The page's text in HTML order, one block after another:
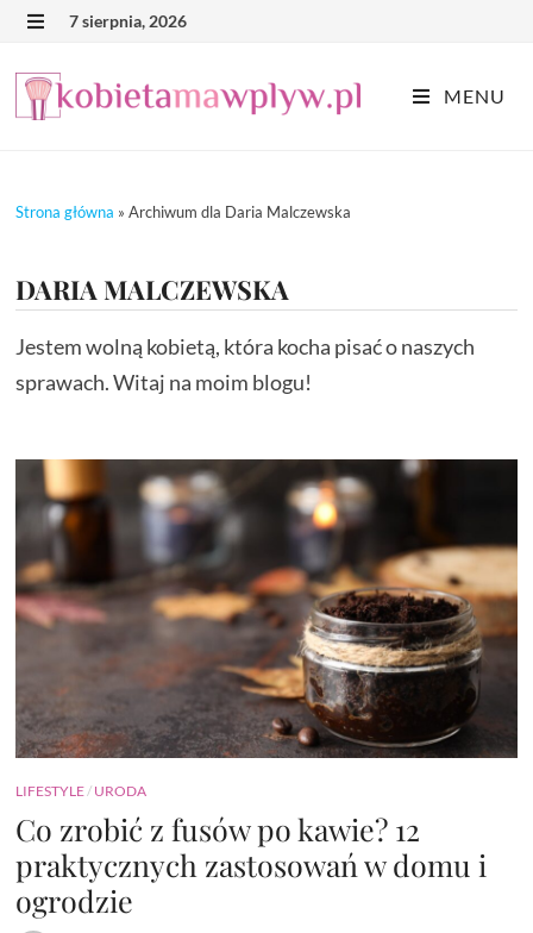
Skip
content
7 sierpnia, 2026
MENU
Strona główna »Archiwum dla Daria Malczewska
DARIA MALCZEWSKA
Jestem wolną kobietą, która kocha pisać o naszych
sprawach. Witaj na moim blogu!
LIFESTYLE / URODA
Co zrobić z fusów po kawie? 12
praktycznych zastosowań w domu i
ogrodzie